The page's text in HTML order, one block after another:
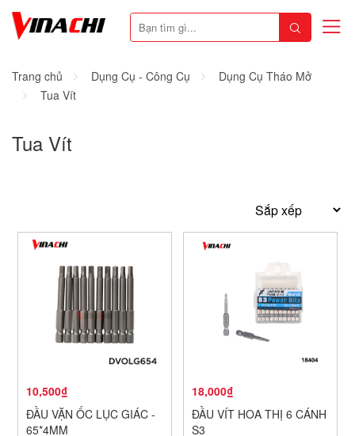
Trang chủ Dụng Cụ - Công Cụ
Dụng Cụ Tháo Mở
Tua Vít
Tua Vít
10,500₫
ĐẦU VẶN ỐC LỤC GIÁC -
65*4MM
18,000₫
ĐẦU VÍT HOA THỊ 6 CÁNH
S3